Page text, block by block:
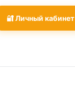
🔐 Личный кабинет